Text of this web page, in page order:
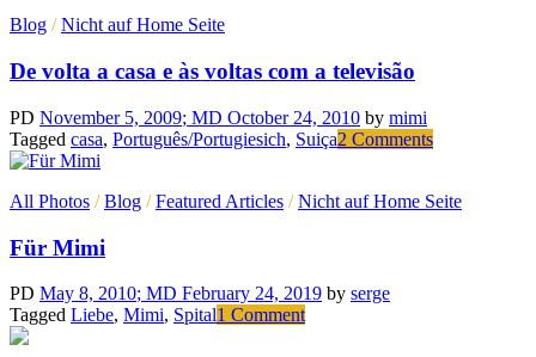
Blog /Nicht auf Home Seite
De volta a casa e às voltas com a televisão
PD November 5, 2009; MD October 24, 2010 by mimi
Tagged casa, Português/Portugiesich, Suiça2 Comments
a
All Photos /Blog /Featured Articles /Nicht auf Home Seite
Für Mimi
PD May 8, 2010; MD February 24, 2019 by serge
Tagged Liebe, Mimi, Spital1 Comment